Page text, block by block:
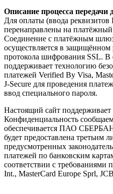
Описание процесса передачи
Для оплаты (ввода
перенаправлены на
Соединение с платёжным
осуществляется в
протокола шифрования SSL. В
поддерживает технологию
платежей Verified By Visa,
J-Secure для проведения
ввод специального пароля.
Настоящий сайт
Конфиденциальность
обеспечивается ПАО
будет предоставлена третьим
предусмотренных
платежей по банковским
соответствии с
Int., MasterCard Europe Sprl,